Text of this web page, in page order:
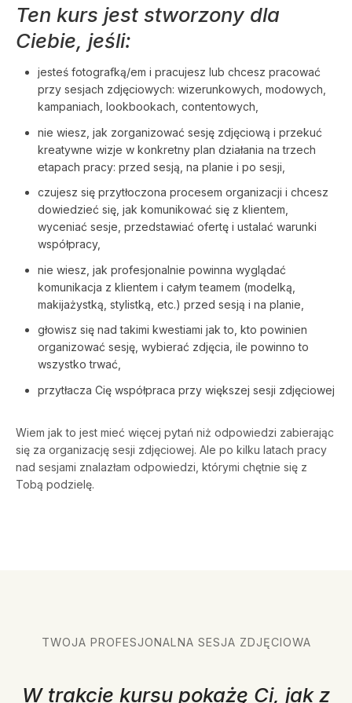
Ten kurs jest stworzony dla
Ciebie, jeśli:
jesteś fotografką/em i pracujesz lub chcesz pracować
przy sesjach zdjęciowych: wizerunkowych, modowych,
kampaniach, lookbookach, contentowych,
nie wiesz, jak zorganizować sesję zdjęciową i przekuć
kreatywne wizje w konkretny plan działania na trzech
etapach pracy: przed sesją, na planie i po sesji,
czujesz się przytłoczona procesem organizacji i chcesz
dowiedzieć się, jak komunikować się z klientem,
wyceniać sesje, przedstawiać ofertę i ustalać warunki
współpracy,
nie wiesz, jak profesjonalnie powinna wyglądać
komunikacja z klientem i całym teamem (modelką,
makijażystką, stylistką, etc.) przed sesją i na planie,
głowisz się nad takimi kwestiami jak to, kto powinien
organizować sesję, wybierać zdjęcia, ile powinno to
wszystko trwać,
przytłacza Cię współpraca przy większej sesji zdjęciowej
Wiem jak to jest mieć więcej pytań niż odpowiedzi zabierając
się za organizację sesji zdjęciowej. Ale po kilku latach pracy
nad sesjami znalazłam odpowiedzi, którymi chętnie się z
Tobą podzielę.
TWOJA PROFESJONALNA SESJA ZDJĘCIOWA
W trakcie kursu pokażę Ci, jak z